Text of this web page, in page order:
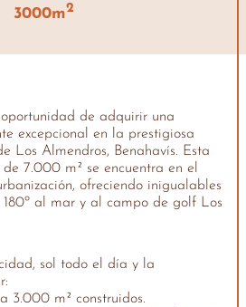
3000m2
de adquirir una
excepcional en la prestigiosa
Los Almendros, Benahavís. Esta
7.000 m² se encuentra en el
ofreciendo inigualables
al mar y al campo de golf Los
sol todo el día y la
3.000 m² construidos.